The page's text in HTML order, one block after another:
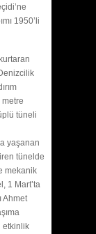
1950’li
metre
tüneli
yaşanan
tünelde
mekanik
1 Mart’ta
Ahmet
etkinlik